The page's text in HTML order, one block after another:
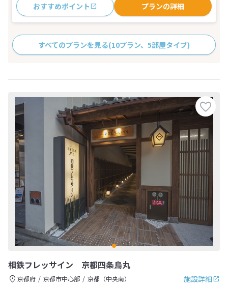
おすすめポイント プランの詳細
すべてのプランを見る(10プラン、5部屋タイプ)
相鉄フレッサイン 京都四条烏丸
施設詳細
京都府 京都市中心部
京都（中央南）